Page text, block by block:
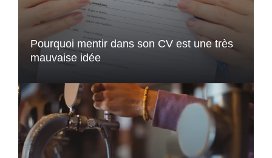
Pourquoi mentir dans son CV est une très
mauvaise idée